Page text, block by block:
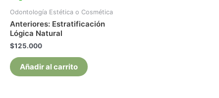
Odontología Estética o Cosmética
Anteriores: Estratificación
Lógica Natural
$125.000
Añadir al carrito